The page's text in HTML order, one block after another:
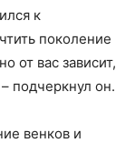
к
поколение
от вас зависит,
подчеркнул он.
венков и